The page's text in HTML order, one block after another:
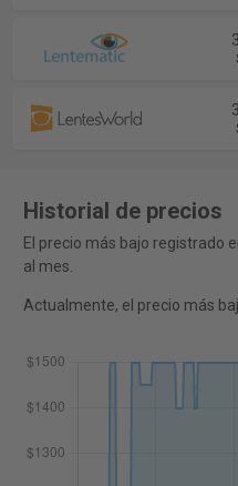
Historial de precios
El precio más bajo registrado
al mes.
Actualmente, el precio más